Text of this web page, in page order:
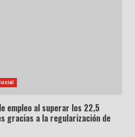
empleo al superar los 22,5
gracias a la regularización de